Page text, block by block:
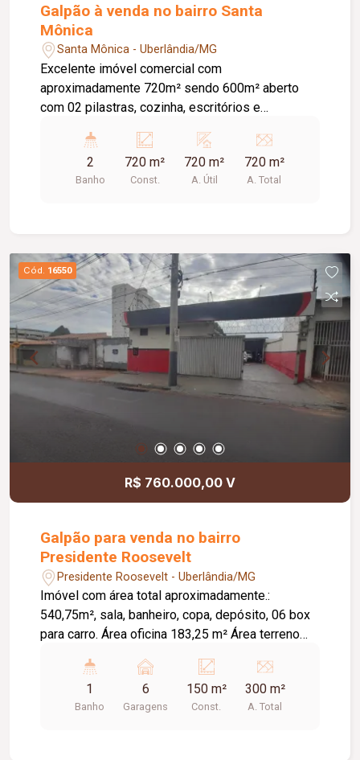
Galpão à venda no bairro Santa
Mônica
Santa Mônica - Uberlândia/MG
Excelente imóvel comercial com
aproximadamente 720m² sendo 600m² aberto
com 02 pilastras, cozinha, escritórios e
de atendimento ao público e um amplo
estacionamento coberto.
2
Banho
720 m²
Const.
720 m²
A. Útil
720 m²
A. Total
Cód. 16550
R$ 760.000,00 V
Galpão para venda no bairro
Presidente Roosevelt
Presidente Roosevelt - Uberlândia/MG
Imóvel com área total aproximadamente.:
540,75m², sala, banheiro, copa, depósito, 06 box
para carro. Área oficina 183,25 m² Área terreno
1
Banho
6
Garagens
150 m²
Const.
300 m²
A. Total